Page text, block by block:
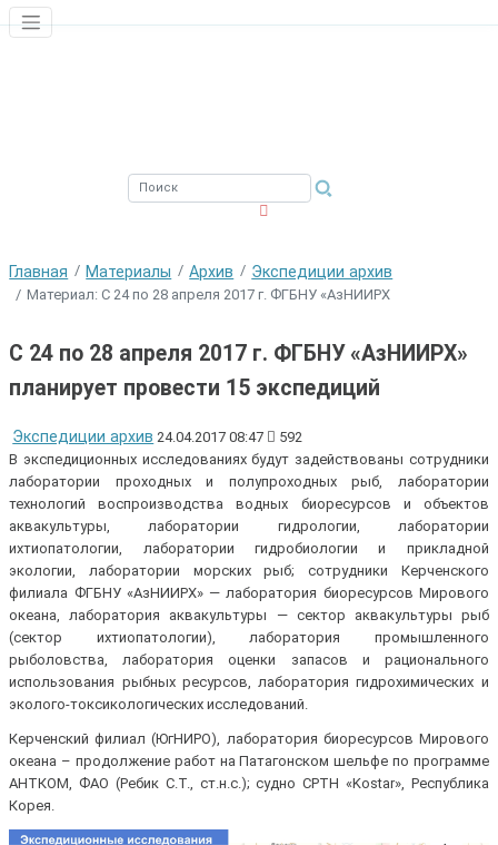
Главная Материалы Архив Экспедиции архив
Материал: С 24 по 28 апреля 2017 г. ФГБНУ «АзНИИРХ
С 24 по 28 апреля 2017 г. ФГБНУ «АзНИИРХ»
планирует провести 15 экспедиций
Экспедиции архив 24.04.2017 08:47
592
В экспедиционных исследованиях будут задействованы сотрудники
лаборатории проходных и полупроходных рыб, лаборатории
технологий воспроизводства водных биоресурсов и объектов
аквакультуры, лаборатории гидрологии, лаборатории
ихтиопатологии, лаборатории гидробиологии и прикладной
экологии, лаборатории морских рыб; сотрудники Керченского
филиала ФГБНУ «АзНИИРХ» — лаборатория биоресурсов Мирового
океана, лаборатория аквакультуры — сектор аквакультуры рыб
(сектор ихтиопатологии), лаборатория промышленного
рыболовства, лаборатория оценки запасов и рационального
использования рыбных ресурсов, лаборатория гидрохимических и
эколого-токсикологических исследований.
Керченский филиал (ЮгНИРО), лаборатория биоресурсов Мирового
океана – продолжение работ на Патагонском шельфе по программе
АНТКОМ, ФАО (Ребик С.Т., ст.н.с.); судно СРТН «Kostar», Республика
Корея.